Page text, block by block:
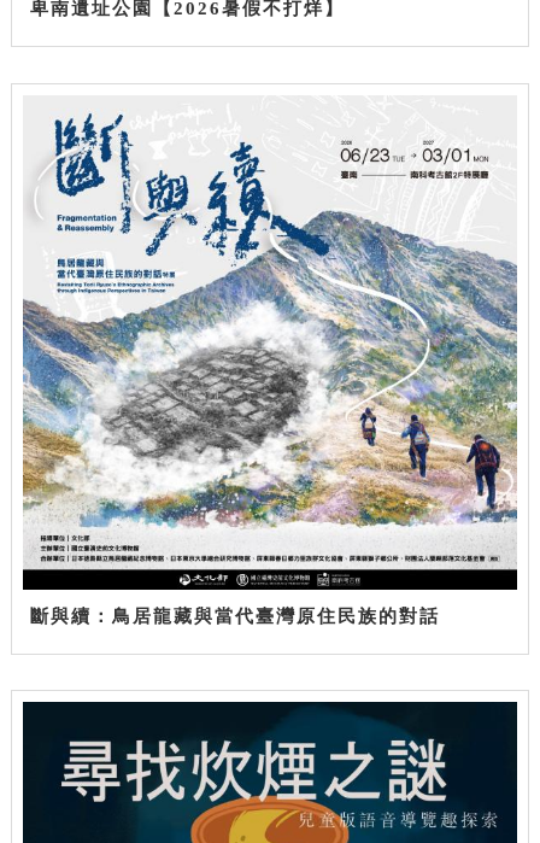
卑南遺址公園【2026暑假不打烊】
斷與續：鳥居龍藏與當代臺灣原住民族的對話